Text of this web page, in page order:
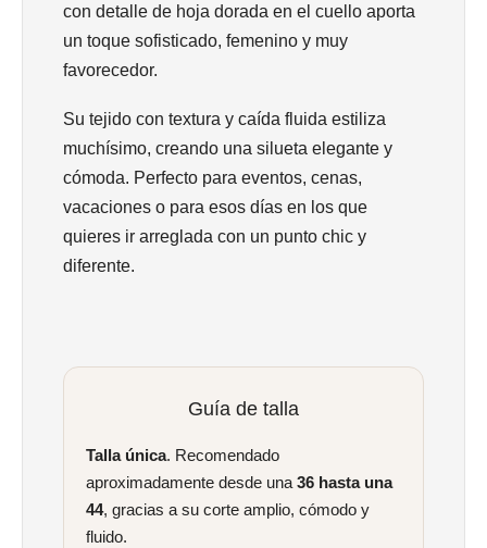
con detalle de hoja dorada en el cuello aporta
un toque sofisticado, femenino y muy
favorecedor.
Su tejido con textura y caída fluida estiliza
muchísimo, creando una silueta elegante y
cómoda. Perfecto para eventos, cenas,
vacaciones o para esos días en los que
quieres ir arreglada con un punto chic y
diferente.
Guía de talla
Talla única. Recomendado
aproximadamente desde una 36 hasta una
44, gracias a su corte amplio, cómodo y
fluido.